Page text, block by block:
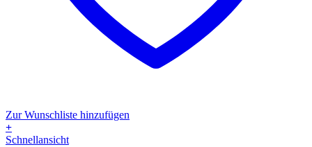
Zur Wunschliste hinzufügen
+
Dieses
Schnellansicht